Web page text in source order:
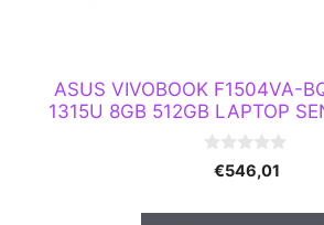
ASUS VIVOBOOK F1504VA-
1315U 8GB 512GB LAPTOP
s
5
€546,01